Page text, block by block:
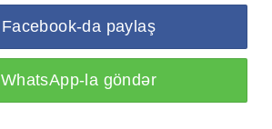
Facebook-da paylaş
WhatsApp-la göndər